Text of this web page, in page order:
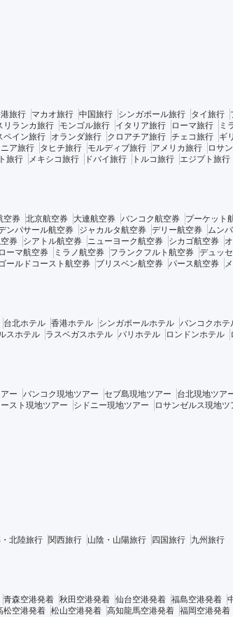
旅行 マカオ旅行 中国旅行 シンガポール旅行 タイ旅行
リランカ旅行 モンゴル旅行 イタリア旅行 ローマ旅行 ミ
ペイン旅行 オランダ旅行 クロアチア旅行 チェコ旅行 ギ
ア旅行 タヒチ旅行 モルディブ旅行 アメリカ旅行 ロサ
旅行 メキシコ旅行 ドバイ旅行 トルコ旅行 エジプト旅行
空券 北京航空券 大連航空券 バンコク航空券 プーケット
ンパサール航空券 ジャカルタ航空券 デリー航空券 ムン
券 シアトル航空券 ニューヨーク航空券 シカゴ航空券
ローマ航空券 ミラノ航空券 フランクフルト航空券 デュッ
ールドコースト航空券 ブリスベン航空券 パース航空券
台北ホテル 香港ホテル シンガポールホテル バンコクホテ
スホテル ラスベガスホテル パリホテル ロンドンホテル
ー バンコク現地ツアー セブ島現地ツアー 台北現地ツア
スト現地ツアー シドニー現地ツアー ロサンゼルス現地ツ
北陸旅行 関西旅行 山陰・山陽旅行 四国旅行 九州旅行
青森空港発着 秋田空港発着 仙台空港発着 福島空港発着
松空港発着 松山空港発着 高知龍馬空港発着 福岡空港発着